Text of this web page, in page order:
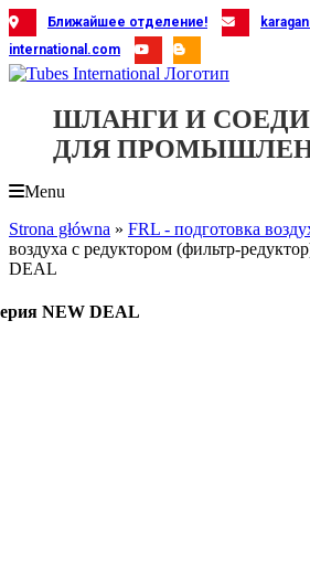
Skip
to
content
Ближайшее отделение!
international.com
ШЛАНГИ И
ДЛЯ
Menu
Strona główna » FRL - подготовка
воздуха с редуктором (фильтр-
DEAL
NEW DEAL